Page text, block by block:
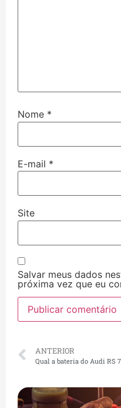
Nome *
E-mail *
Site
Salvar meus dados
próxima vez que eu
ANTERIOR